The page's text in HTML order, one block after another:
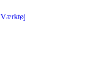
Værktøj